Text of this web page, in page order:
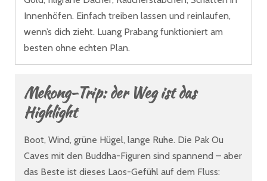
Innenhöfen. Einfach treiben lassen und reinlaufen,
wenn’s dich zieht. Luang Prabang funktioniert am
besten ohne echten Plan.
Mekong-Trip: der Weg ist das
Highlight
Boot, Wind, grüne Hügel, lange Ruhe. Die Pak Ou
Caves mit den Buddha-Figuren sind spannend – aber
das Beste ist dieses Laos-Gefühl auf dem Fluss: